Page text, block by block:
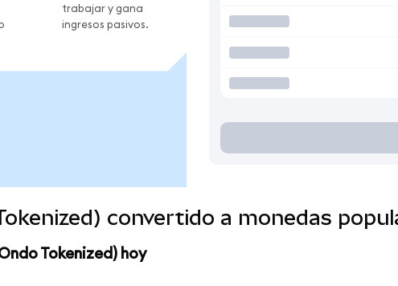
trabajar y gana
ingresos pasivos.
convertido a monedas
Tokenized) hoy